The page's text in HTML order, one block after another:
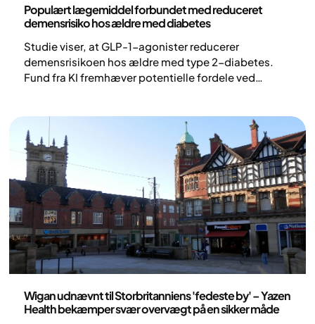
Populært lægemiddel forbundet med reduceret
demensrisiko hos ældre med diabetes
Studie viser, at GLP-1-agonister reducerer
demensrisikoen hos ældre med type 2-diabetes.
Fund fra KI fremhæver potentielle fordele ved
Wigan udnævnt til Storbritanniens 'fedeste by' – Yazen
Health bekæmper svær overvægt på en sikker måde